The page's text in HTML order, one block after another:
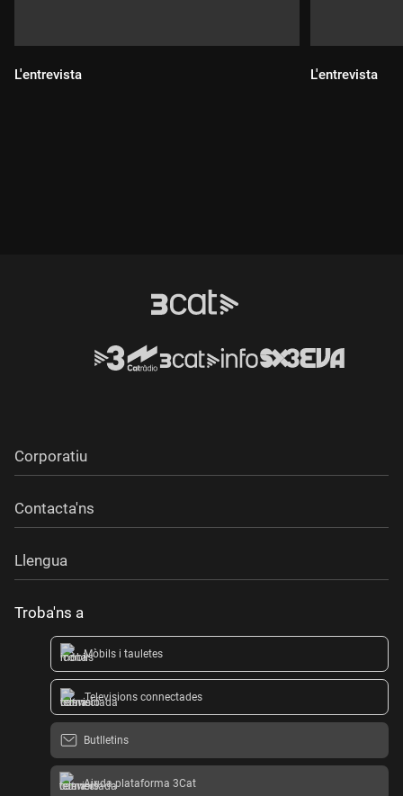
L'entrevista L'entrevista
Corporatiu
Contacta'ns
Llengua
Troba'ns a
Mòbils i tauletes
Televisions connectades
Butlletins
Ajuda plataforma 3Cat